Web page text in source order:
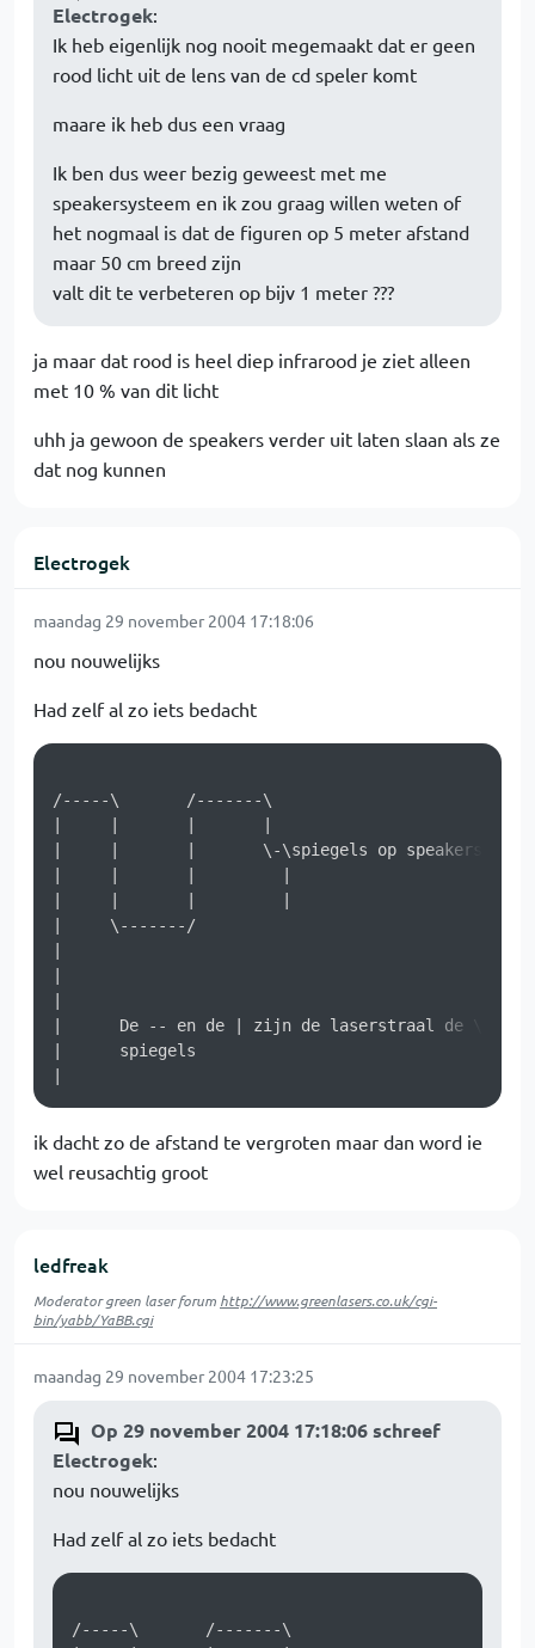
Electrogek:
Ik heb eigenlijk nog nooit megemaakt dat er geen
rood licht uit de lens van de cd speler komt
maare ik heb dus een vraag
Ik ben dus weer bezig geweest met me
speakersysteem en ik zou graag willen weten of
het nogmaal is dat de figuren op 5 meter afstand
maar 50 cm breed zijn
valt dit te verbeteren op bijv 1 meter ???
ja maar dat rood is heel diep infrarood je ziet alleen
met 10 % van dit licht
uhh ja gewoon de speakers verder uit laten slaan als ze
dat nog kunnen
Electrogek
maandag 29 november 2004 17:18:06
nou nouwelijks
Had zelf al zo iets bedacht
/-----\       /-------\
|     |       |       \-\spiegels op speakers
|     \-------/
|      De -- en de | zijn de laserstraal de \ en
|      spiegels
ik dacht zo de afstand te vergroten maar dan word ie
wel reusachtig groot
ledfreak
Moderator green laser forum http://www.greenlasers.co.uk/cgi-
bin/yabb/YaBB.cgi
maandag 29 november 2004 17:23:25
Op 29 november 2004 17:18:06 schreef
Electrogek:
nou nouwelijks
Had zelf al zo iets bedacht
/-----\       /-------\